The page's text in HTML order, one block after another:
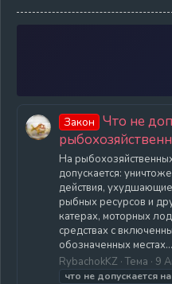
Закон Что не
На
допускается:
действия,
рыбных ресурсов и
катерах, моторных
средствах с
обозначенных местах...
RybachokKZ Тема 9
что не допускается на